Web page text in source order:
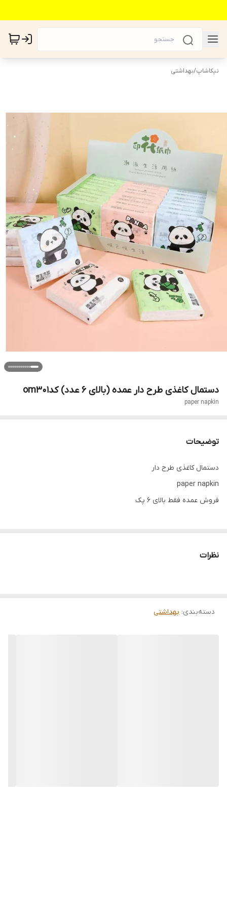
نیکاشاپ/بهداشتی
دستمال کاغذی طرح دار عمده (بالای 6 عدد) کدom301
paper napkin
توضیحات
دستمال کاغذی طرح دار
paper napkin
فروش عمده فقط بالای 6 پک
نظرات
دسته‌بندی: بهداشتی